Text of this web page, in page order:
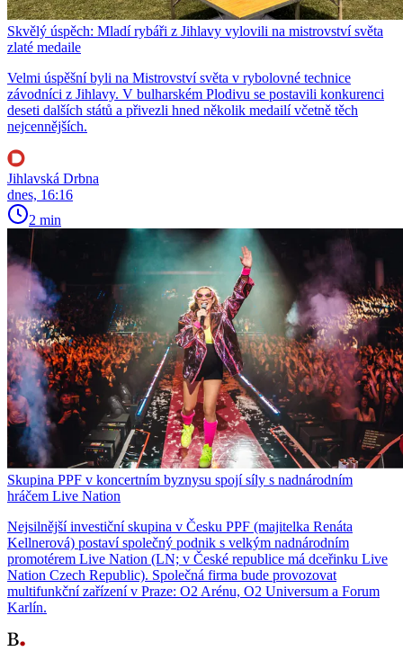
Skvělý úspěch: Mladí rybáři z Jihlavy vylovili na mistrovství světa
zlaté medaile
Velmi úspěšní byli na Mistrovství světa v rybolovné technice
závodníci z Jihlavy. V bulharském Plodivu se postavili konkurenci
deseti dalších států a přivezli hned několik medailí včetně těch
nejcennějších.
Jihlavská Drbna
dnes, 16:16
2 min
Skupina PPF v koncertním byznysu spojí síly s nadnárodním
hráčem Live Nation
Nejsilnější investiční skupina v Česku PPF (majitelka Renáta
Kellnerová) postaví společný podnik s velkým nadnárodním
promotérem Live Nation (LN; v České republice má dceřinku Live
Nation Czech Republic). Společná firma bude provozovat
multifunkční zařízení v Praze: O2 Arénu, O2 Universum a Forum
Karlín.